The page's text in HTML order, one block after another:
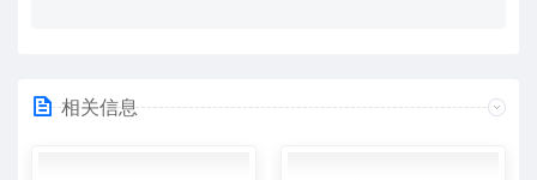
相关信息